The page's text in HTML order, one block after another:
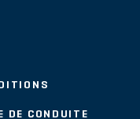
DE CONDUITE